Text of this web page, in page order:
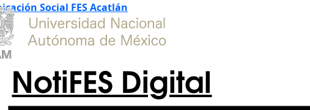
Social FES Acatlán
NotiFES Digital